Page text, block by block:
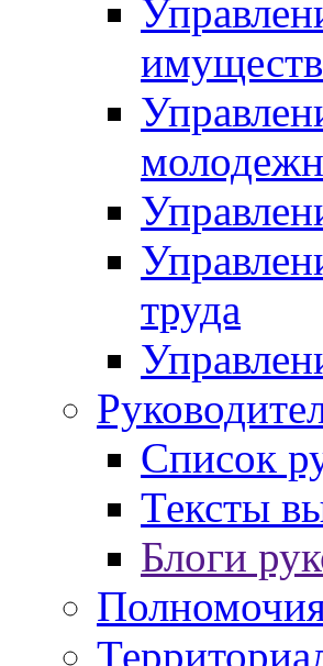
труда
Список
Тексты
Блоги